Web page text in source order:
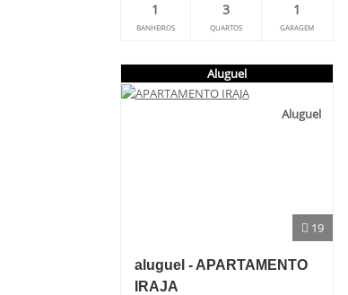
1
BANHEIROS
3
QUARTOS
1
GARAGEM
Aluguel
19
Aluguel
aluguel - APARTAMENTO
IRAJA